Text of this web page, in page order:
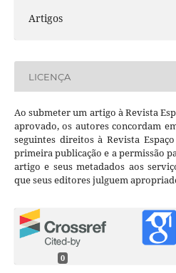
Artigos
LICENÇA
Ao submeter um artigo à Revista
aprovado, os autores concordam
seguintes direitos à Revista
primeira publicação e a permissão
artigo e seus metadados aos
que seus editores julguem
0